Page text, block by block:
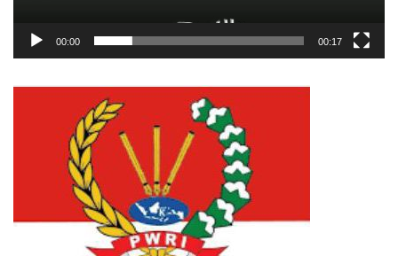
00:00 00:17